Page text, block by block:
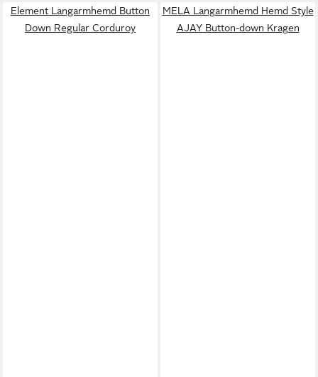
Element Langarmhemd Button
Down Regular Corduroy
MELA Langarmhemd Hemd Style
AJAY Button-down Kragen